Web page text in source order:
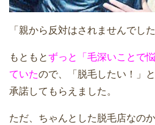
「親から反対はされませんでした
もともとずっと「毛深いことで
ていたので、「脱毛したい！」
承諾してもらえました。
ただ、ちゃんとした脱毛店なの